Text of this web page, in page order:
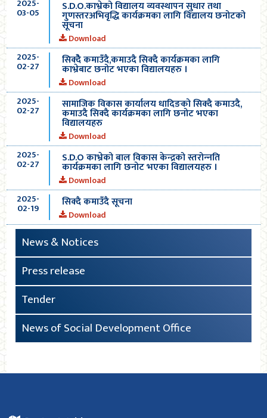
2025-
03-05 S.D.O.काभ्रेको विद्यालय व्यवस्थापन सुधार तथा
गुणस्तरअभिवृद्धि कार्यक्रमका लागि विद्यालय छनोटको
सूचना
Download
2025-
02-27 सिक्देै कमाउँदै,कमाउदै सिक्दै कार्यक्रमका लागि
काभ्रेबाट छनोट भएका विद्यालयहरु ।
Download
2025-
02-27 सामाजिक विकास कार्यालय धादिङको सिक्दै कमाउदै,
कमाउदै सिक्दै कार्यक्रमका लागि छनोट भएका
विद्यालयहरु
Download
2025-
02-27 S.D.O काभ्रेको बाल विकास केन्द्रको स्तरोन्‍नति
कार्यक्रमका लागि छनोट भएका विद्यालयहरु ।
Download
2025-
02-19 सिक्दै कमाउँदै सूचना
Download
News & Notices
Press release
Tender
News of Social Development Office